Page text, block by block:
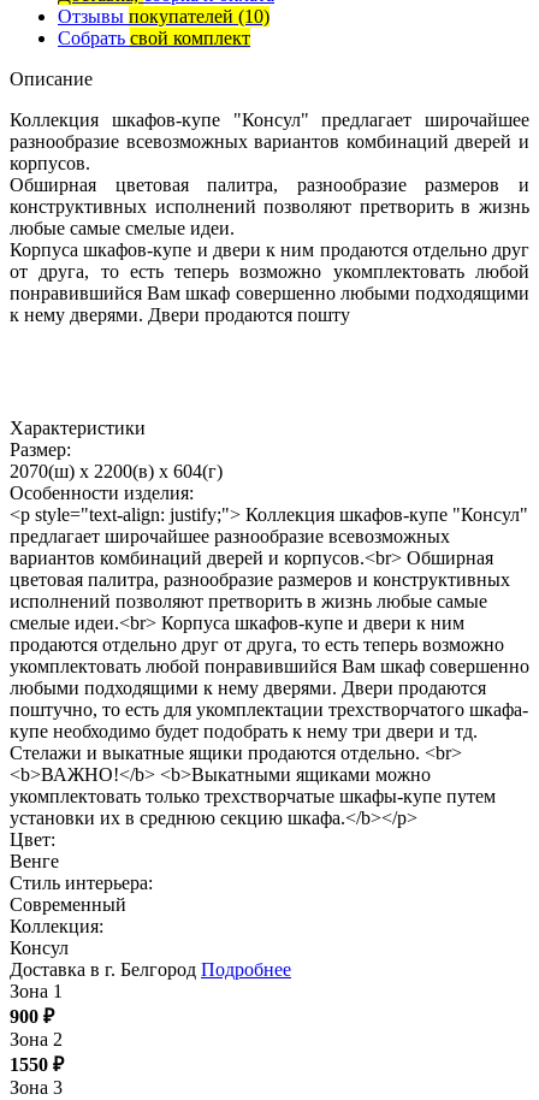
Отзывы покупателей (10)
Собрать свой комплект
Описание
Коллекция шкафов-купе "Консул" предлагает широчайшее
разнообразие всевозможных вариантов комбинаций дверей и
корпусов.
Обширная цветовая палитра, разнообразие размеров и
конструктивных исполнений позволяют претворить в жизнь
любые самые смелые идеи.
Корпуса шкафов-купе и двери к ним продаются отдельно друг
от друга, то есть теперь возможно укомплектовать любой
понравившийся Вам шкаф совершенно любыми подходящими
к нему дверями. Двери продаются пошту
Характеристики
Размер:
2070(ш) x 2200(в) x 604(г)
Особенности изделия:
<p style="text-align: justify;"> Коллекция шкафов-купе "Консул"
предлагает широчайшее разнообразие всевозможных
вариантов комбинаций дверей и корпусов.<br> Обширная
цветовая палитра, разнообразие размеров и конструктивных
исполнений позволяют претворить в жизнь любые самые
смелые идеи.<br> Корпуса шкафов-купе и двери к ним
продаются отдельно друг от друга, то есть теперь возможно
укомплектовать любой понравившийся Вам шкаф совершенно
любыми подходящими к нему дверями. Двери продаются
поштучно, то есть для укомплектации трехстворчатого шкафа-
купе необходимо будет подобрать к нему три двери и тд.
Стелажи и выкатные ящики продаются отдельно. <br>
<b>ВАЖНО!</b> <b>Выкатными ящиками можно
укомплектовать только трехстворчатые шкафы-купе путем
установки их в среднюю секцию шкафа.</b></p>
Цвет:
Венге
Стиль интерьера:
Современный
Коллекция:
Консул
Доставка в г. Белгород Подробнее
Зона 1
900 ₽
Зона 2
1550 ₽
Зона 3